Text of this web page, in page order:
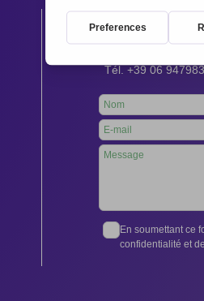
Contacts
Secrétariat
Tél. +39 06
Leave
this
field
blank
En soumettant ce
confidentialité et